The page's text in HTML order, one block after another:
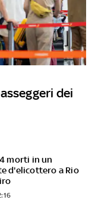
dei
morti in un
d'elicottero a Rio